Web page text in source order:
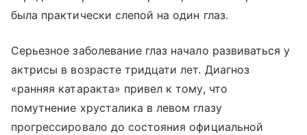
была практически слепой на один глаз.
Серьезное заболевание глаз начало развиваться у
актрисы в возрасте тридцати лет. Диагноз
«ранняя катаракта» привел к тому, что
помутнение хрусталика в левом глазу
прогрессировало до состояния официальной